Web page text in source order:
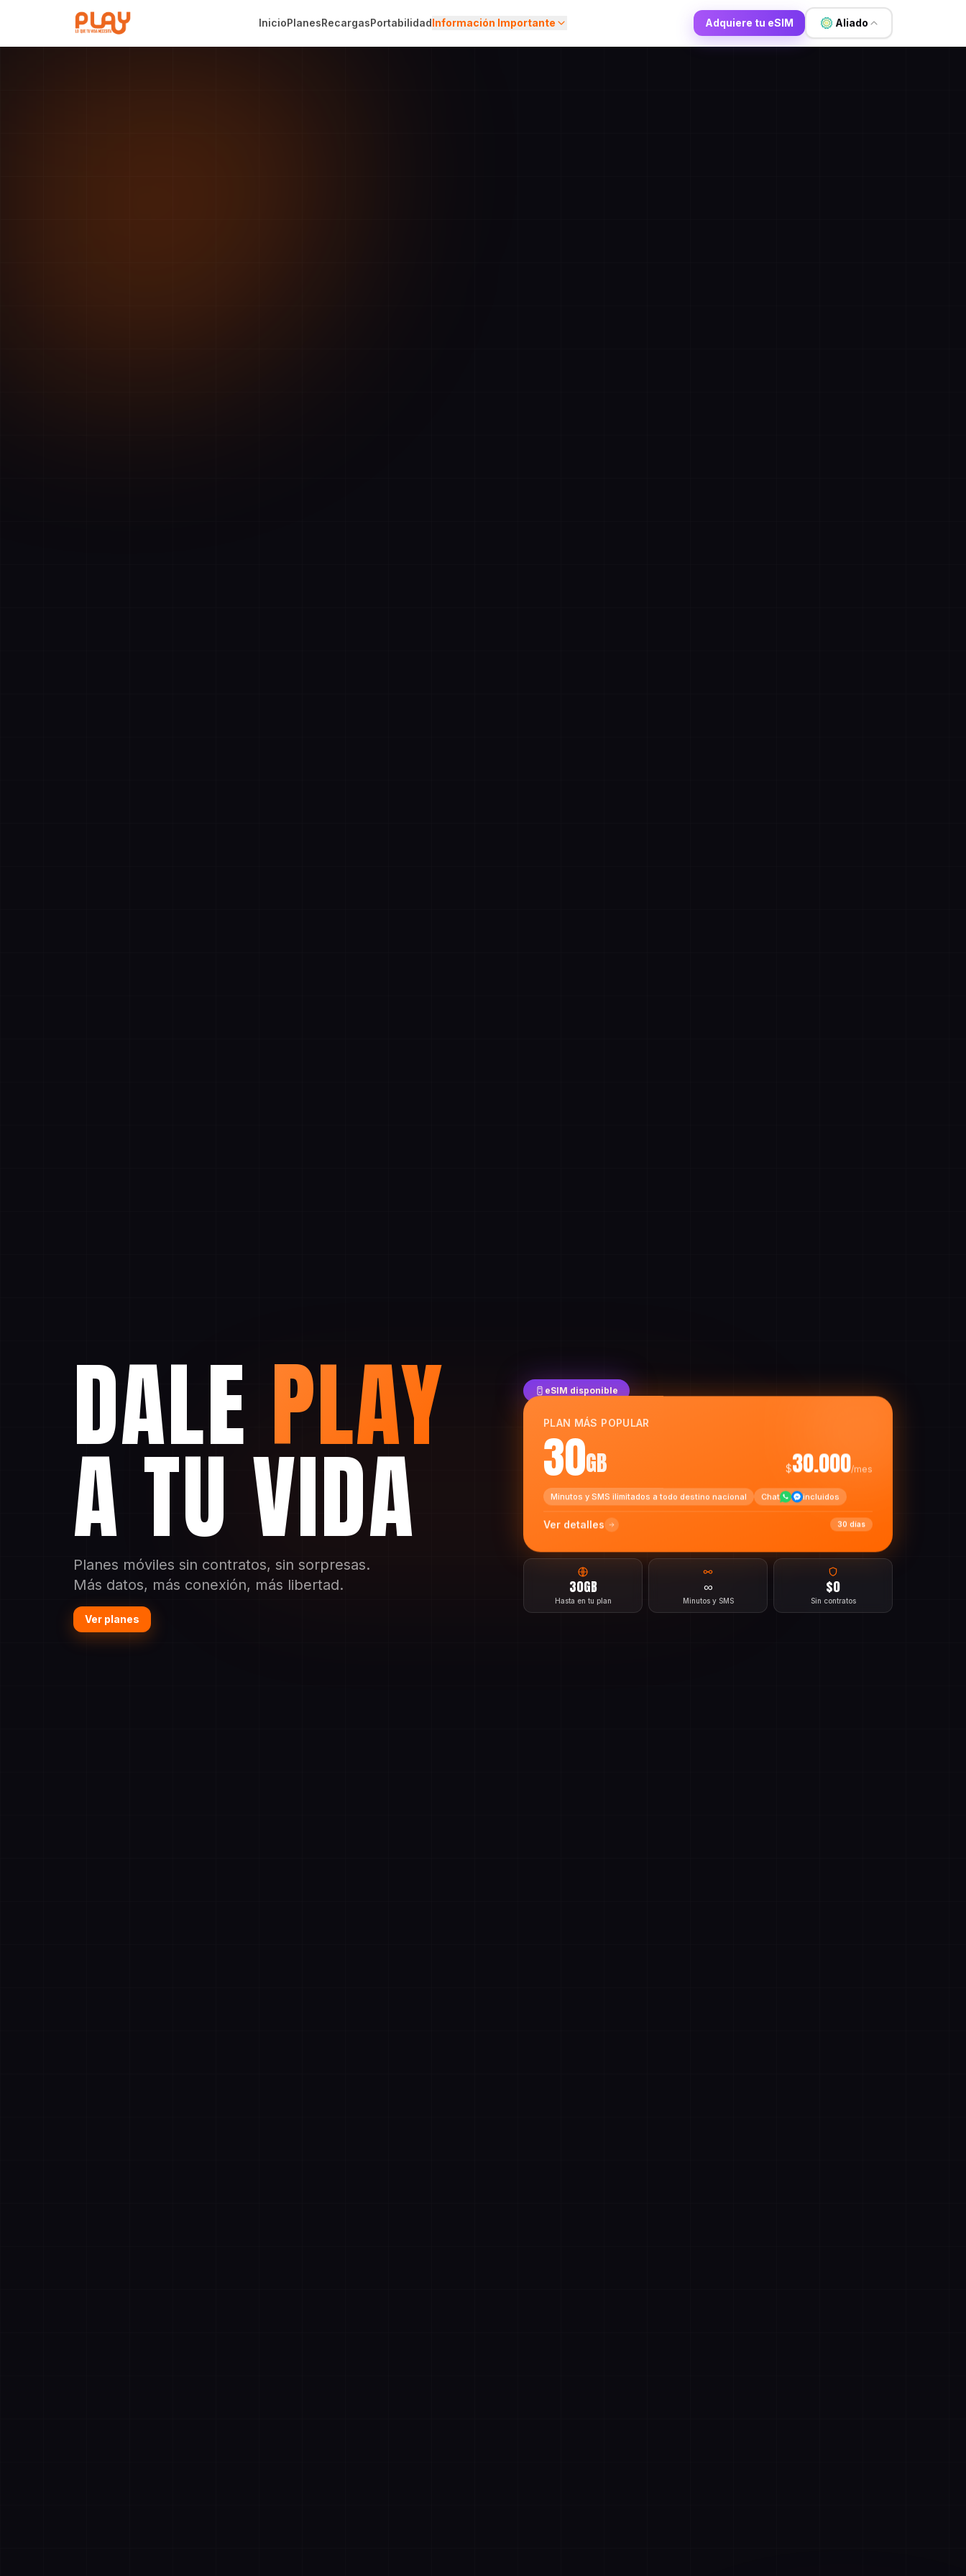
InicioPlanesRecargasPortabilidadInformación Importante Adquiere tu eSIM Aliado
DALE PLAY
A TU VIDA
Planes móviles sin contratos, sin sorpresas.
Más datos, más conexión, más libertad.
Ver planes
eSIM disponible
PLAN MÁS POPULAR
30GB $30.000/mes
Minutos y SMS ilimitados a todo destino nacional Chat incluidos
Ver detalles 30 días
30GB
Hasta en tu plan
∞
Minutos y SMS
$0
Sin contratos